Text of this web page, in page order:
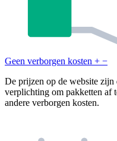
Geen verborgen kosten + −
De prijzen op de website zijn
verplichting om pakketten af
andere verborgen kosten.